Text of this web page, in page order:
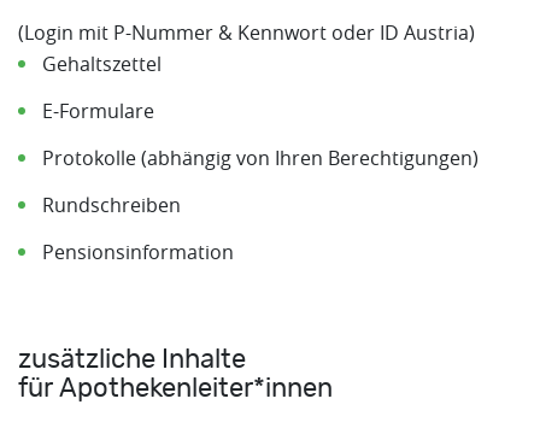
(Login mit P-Nummer & Kennwort oder ID Austria)
Gehaltszettel
E-Formulare
Protokolle (abhängig von Ihren Berechtigungen)
Rundschreiben
Pensionsinformation
zusätzliche Inhalte
für Apothekenleiter*innen